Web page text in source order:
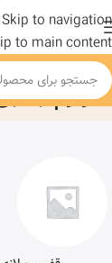
Skip to navigation
to main content
لوازم